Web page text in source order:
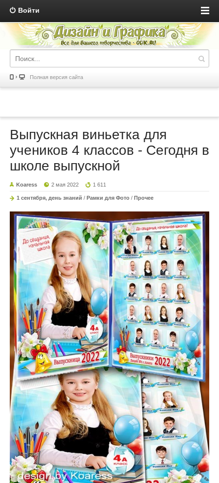
Войти
Полная версия сайта
Выпускная виньетка для
учеников 4 классов - Сегодня в
школе выпускной
Koaress 2 мая 2022 1 611
1 сентября, день знаний / Рамки для Фото / Прочее